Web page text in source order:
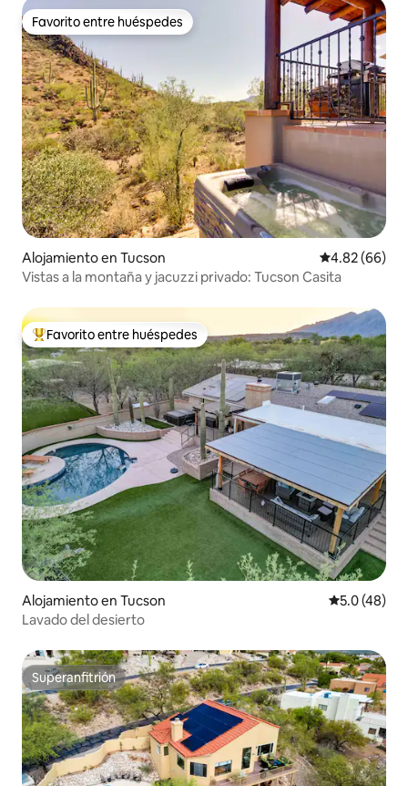
Favorito entre huéspedes
Favorito entre huéspedes
Alojamiento en Tucson Calificación
4.82 (66)
Vistas a la montaña y jacuzzi privado: Tucson Casita
Favorito entre huéspedes preferido
Favorito entre huéspedes
Alojamiento en Tucson Calificación
5.0 (48)
Lavado del desierto
Superanfitrión
Superanfitrión